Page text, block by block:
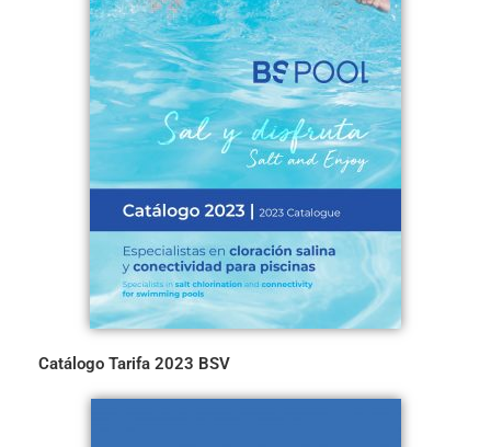
Catálogo Tarifa 2023 BSV